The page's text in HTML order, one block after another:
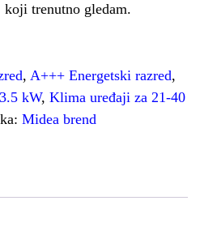
trenutno gledam.
,A+++ Energetski razred,
kW,Klima uređaji za 21-40
Midea brend